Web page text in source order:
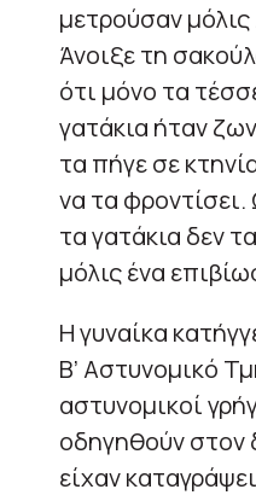
μετρούσαν
Άνοιξε τη
ότι μόνο τα
γατάκια ήταν
τα πήγε σε
να τα
τα γατάκια δεν
μόλις ένα
Η γυναίκα
Β’ Αστυνομικό
αστυνομικοί
οδηγηθούν στον
είχαν